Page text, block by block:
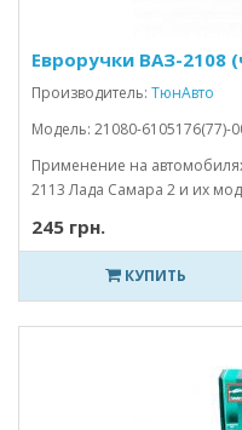
Евроручки ВАЗ-2108
Производитель: ТюнАвто
Модель: 21080-6105176(77)-
Применение на
2113 Лада Самара 2 и их
245 грн.
КУПИТЬ